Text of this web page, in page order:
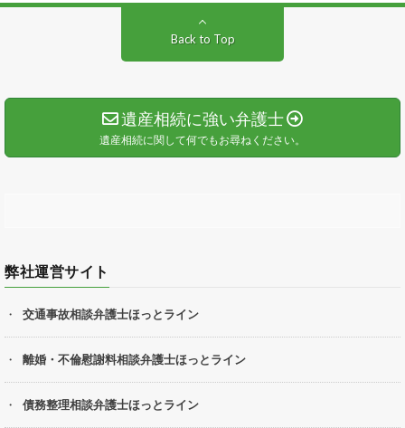
Back to Top
遺産相続に強い弁護士
遺産相続に関して何でもお尋ねください。
弊社運営サイト
交通事故相談弁護士ほっとライン
離婚・不倫慰謝料相談弁護士ほっとライン
債務整理相談弁護士ほっとライン